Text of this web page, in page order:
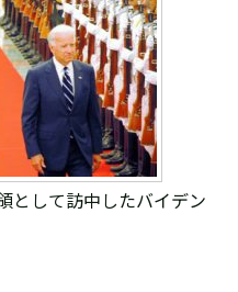
として訪中したバイデン